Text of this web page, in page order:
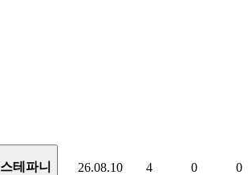
스테파니 26.08.10 4 0 0